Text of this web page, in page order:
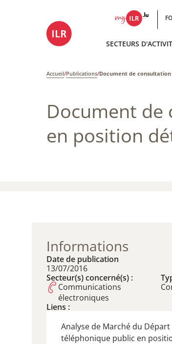
SECTEURS
Accueil/Publications/Document de
Document de
en position
Informations
Date de publication
13/07/2016
Secteur(s) concerné(s) :
Communications
électroniques
Liens :
Analyse de Marché du Départ
téléphonique public en